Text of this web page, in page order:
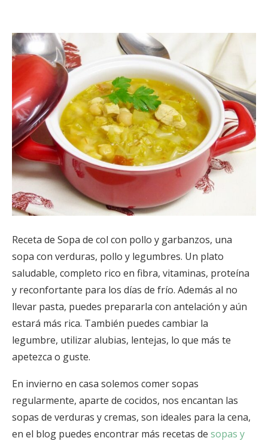
Receta de Sopa de col con pollo y garbanzos, una
sopa con verduras, pollo y legumbres. Un plato
saludable, completo rico en fibra, vitaminas, proteína
y reconfortante para los días de frío. Además al no
llevar pasta, puedes prepararla con antelación y aún
estará más rica. También puedes cambiar la
legumbre, utilizar alubias, lentejas, lo que más te
apetezca o guste.
En invierno en casa solemos comer sopas
regularmente, aparte de cocidos, nos encantan las
sopas de verduras y cremas, son ideales para la cena,
en el blog puedes encontrar más recetas de sopas y